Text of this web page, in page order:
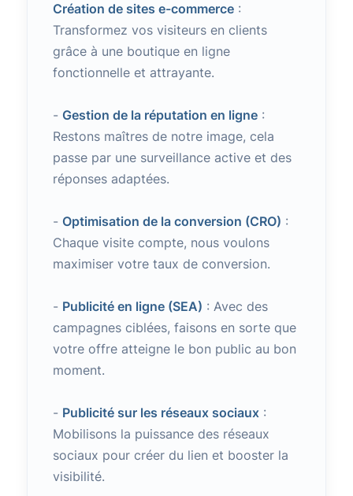
Création de sites e-commerce:
Transformez vos visiteurs en clients
grâce à une boutique en ligne
fonctionnelle et attrayante.
- Gestion de la réputation en ligne:
Restons maîtres de notre image, cela
passe par une surveillance active et des
réponses adaptées.
- Optimisation de la conversion (CRO) :
Chaque visite compte, nous voulons
maximiser votre taux de conversion.
- Publicité en ligne (SEA) : Avec des
campagnes ciblées, faisons en sorte que
votre offre atteigne le bon public au bon
moment.
- Publicité sur les réseaux sociaux:
Mobilisons la puissance des réseaux
sociaux pour créer du lien et booster la
visibilité.